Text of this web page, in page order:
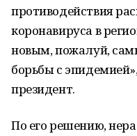
противодействия
коронавируса в
новым, пожалуй,
борьбы с
президент.
По его решению,